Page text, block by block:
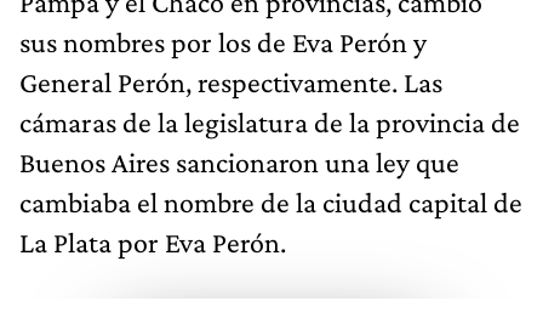
sus nombres por los de Eva Perón y
General Perón, respectivamente. Las
cámaras de la legislatura de la provincia de
Buenos Aires sancionaron una ley que
cambiaba el nombre de la ciudad capital de
La Plata por Eva Perón.